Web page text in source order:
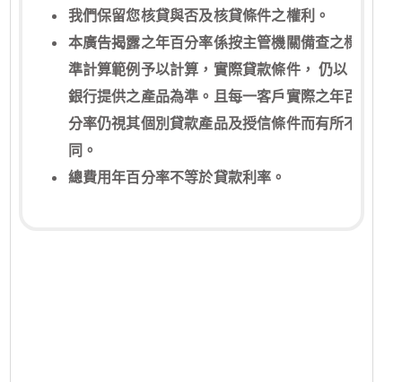
我們保留您核貸與否及核貸條件之權利。
本廣告揭露之年百分率係按主管機關備查之標
準計算範例予以計算，實際貸款條件， 仍以
銀行提供之產品為準。且每一客戶實際之年百
分率仍視其個別貸款產品及授信條件而有所不
同。
總費用年百分率不等於貸款利率。